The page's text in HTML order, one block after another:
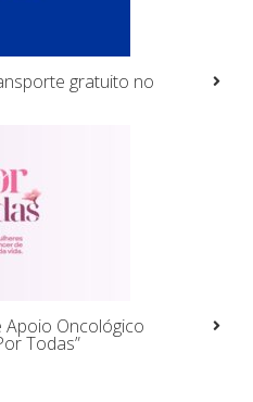
gratuito no
Oncológico
Todas”